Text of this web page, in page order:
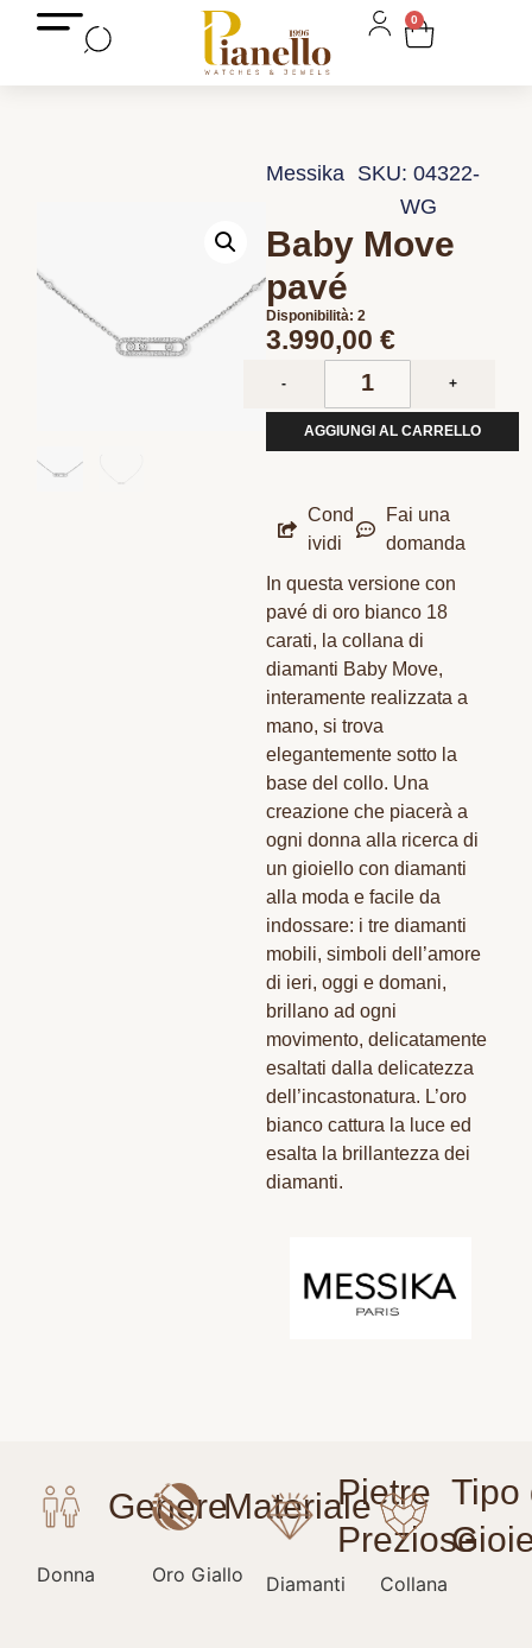
0
Messika SKU: 04322-
WG
Baby Move
pavé
Disponibilità: 2
3.990,00 €
- +
AGGIUNGI AL CARRELLO
Cond
ividi
Fai una
domanda
In questa versione con
pavé di oro bianco 18
carati, la collana di
diamanti Baby Move,
interamente realizzata a
mano, si trova
elegantemente sotto la
base del collo. Una
creazione che piacerà a
ogni donna alla ricerca di
un gioiello con diamanti
alla moda e facile da
indossare: i tre diamanti
mobili, simboli dell’amore
di ieri, oggi e domani,
brillano ad ogni
movimento, delicatamente
esaltati dalla delicatezza
dell’incastonatura. L’oro
bianco cattura la luce ed
esalta la brillantezza dei
diamanti.
Donna Oro Giallo Diamanti Collana